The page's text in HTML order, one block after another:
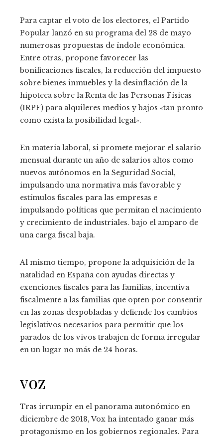
Para captar el voto de los electores, el Partido
Popular lanzó en su programa del 28 de mayo
numerosas propuestas de índole económica.
Entre otras, propone favorecer las
bonificaciones fiscales, la reducción del impuesto
sobre bienes inmuebles y la desinflación de la
hipoteca sobre la Renta de las Personas Físicas
(IRPF) para alquileres medios y bajos «tan pronto
como exista la posibilidad legal».
En materia laboral, si promete mejorar el salario
mensual durante un año de salarios altos como
nuevos autónomos en la Seguridad Social,
impulsando una normativa más favorable y
estímulos fiscales para las empresas e
impulsando políticas que permitan el nacimiento
y crecimiento de industriales. bajo el amparo de
una carga fiscal baja.
Al mismo tiempo, propone la adquisición de la
natalidad en España con ayudas directas y
exenciones fiscales para las familias, incentiva
fiscalmente a las familias que opten por consentir
en las zonas despobladas y defiende los cambios
legislativos necesarios para permitir que los
parados de los vivos trabajen de forma irregular
en un lugar no más de 24 horas.
voz
Tras irrumpir en el panorama autonómico en
diciembre de 2018, Vox ha intentado ganar más
protagonismo en los gobiernos regionales. Para